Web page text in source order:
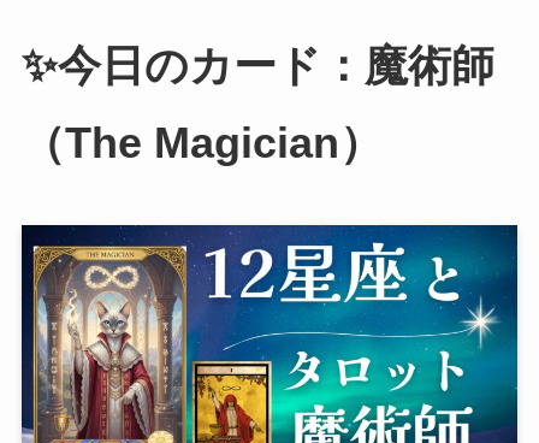
✨今日のカード：魔術師
（The Magician）